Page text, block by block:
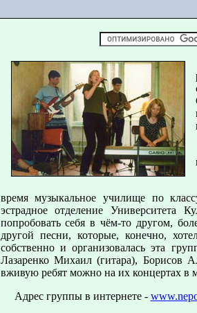
время музыкальное училище по
эстрадное отделение
попробовать себя в чём-то другом,
другой песни, которые, конечно,
собственно и организовалась эта
Лазаренко Михаил (гитара), Борисов
вживую ребят можно на их концертах в
Адрес группы в интернете -